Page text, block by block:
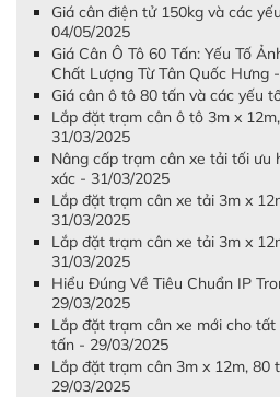
Giá cân điện tử 150kg và các
04/05/2025
Giá Cân Ô Tô 60 Tấn: Yếu Tố
Chất Lượng Từ Tân Quốc Hưng
Giá cân ô tô 80 tấn và các yếu
Lắp đặt trạm cân ô tô 3m x
31/03/2025
Nâng cấp trạm cân xe tải tối ưu
xác - 31/03/2025
Lắp đặt trạm cân xe tải 3m x
31/03/2025
Lắp đặt trạm cân xe tải 3m x
31/03/2025
Hiểu Đúng Về Tiêu Chuẩn IP
29/03/2025
Lắp đặt trạm cân xe mới cho
tấn - 29/03/2025
Lắp đặt trạm cân 3m x 12m, 80
29/03/2025